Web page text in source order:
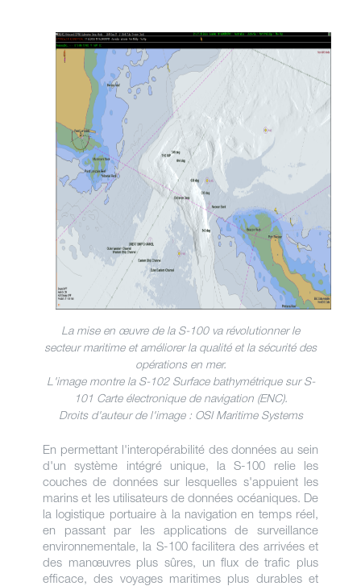
La mise en œuvre de la S-100 va révolutionner le
secteur maritime et améliorer la qualité et la sécurité des
opérations en mer.
L'image montre la S-102 Surface bathymétrique sur S-
101 Carte électronique de navigation (ENC).
Droits d'auteur de l'image : OSI Maritime Systems
En permettant l'interopérabilité des données au sein
d'un système intégré unique, la S-100 relie les
couches de données sur lesquelles s'appuient les
marins et les utilisateurs de données océaniques. De
la logistique portuaire à la navigation en temps réel,
en passant par les applications de surveillance
environnementale, la S-100 facilitera des arrivées et
des manœuvres plus sûres, un flux de trafic plus
efficace, des voyages maritimes plus durables et